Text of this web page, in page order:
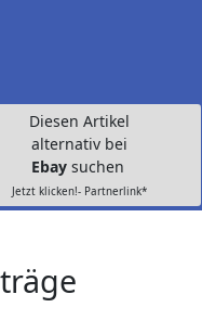
Diesen Artikel
alternativ bei
Ebay suchen
Jetzt klicken!- Partnerlink*